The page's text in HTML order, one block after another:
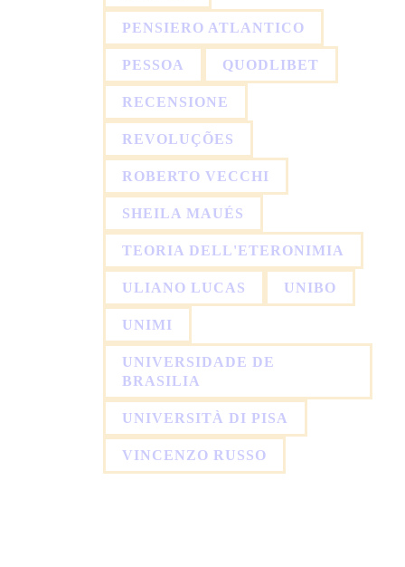
PENSIERO ATLANTICO
PESSOA QUODLIBET
RECENSIONE
REVOLUÇÕES
ROBERTO VECCHI
SHEILA MAUÉS
TEORIA DELL'ETERONIMIA
ULIANO LUCAS UNIBO
UNIMI
UNIVERSIDADE DE
BRASILIA
UNIVERSITÀ DI PISA
VINCENZO RUSSO